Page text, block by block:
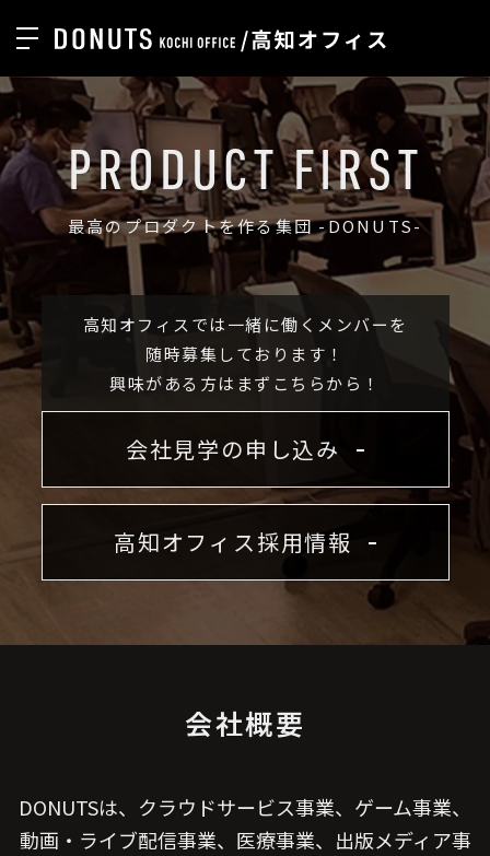
TOP
会社概要
サービス内容
お問い合わせ
会社見学の申し込み
高知オフィス採用情報
PRODUCT FIRST
最高のプロダクトを作る集団 -DONUTS-
高知オフィスでは一緒に働くメンバーを
随時募集しております！
興味がある方はまずこちらから！
会社見学の申し込み
高知オフィス採用情報
会社概要
DONUTSは、クラウドサービス事業、ゲーム事業、
動画・ライブ配信事業、医療事業、出版メディア事